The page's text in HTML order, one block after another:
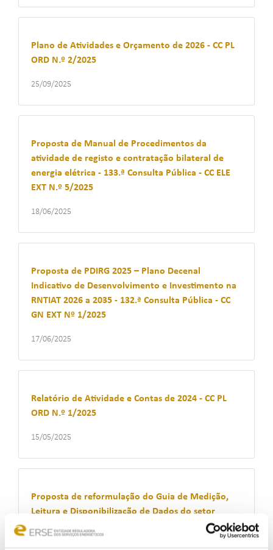
Plano de Atividades e Orçamento de 2026 - CC PL
ORD N.º 2/2025
25/09/2025
Proposta de Manual de Procedimentos da
atividade de registo e contratação bilateral de
energia elétrica - 133.ª Consulta Pública - CC ELE
EXT N.º 5/2025
18/06/2025
Proposta de PDIRG 2025 – Plano Decenal
Indicativo de Desenvolvimento e Investimento na
RNTIAT 2026 a 2035 - 132.ª Consulta Pública - CC
GN EXT Nº 1/2025
17/06/2025
Relatório de Atividade e Contas de 2024 - CC PL
ORD N.º 1/2025
15/05/2025
Proposta de reformulação do Guia de Medição,
Leitura e Disponibilização de Dados do setor
elétrico – 130.ª Consulta Pública - CC ELE EXT N.º